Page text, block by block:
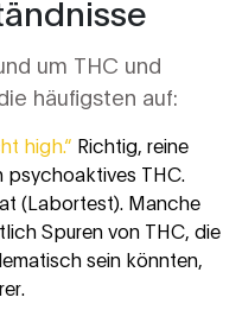
um THC und
häufigsten auf:
high.“ Richtig, reine
psychoaktives THC.
(Labortest). Manche
Spuren von THC, die
sein könnten,